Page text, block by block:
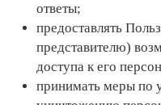
ответы;
предоставлять
представителю)
доступа к его
принимать меры по